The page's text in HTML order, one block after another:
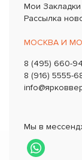
Мои Закладки
Рассылка
МОСКВА И МО
8 (495) 660-
8 (916) 5555-
Мы в